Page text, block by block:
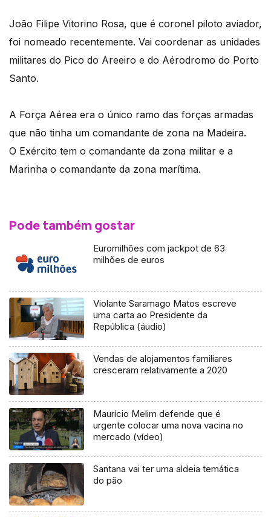
João Filipe Vitorino Rosa, que é coronel piloto aviador,
foi nomeado recentemente. Vai coordenar as unidades
militares do Pico do Areeiro e do Aérodromo do Porto
Santo.
A Força Aérea era o único ramo das forças armadas
que não tinha um comandante de zona na Madeira.
O Exército tem o comandante da zona militar e a
Marinha o comandante da zona marítima.
Pode também gostar
Euromilhões com jackpot de 63
milhões de euros
Violante Saramago Matos escreve
uma carta ao Presidente da
República (áudio)
Vendas de alojamentos familiares
cresceram relativamente a 2020
Maurício Melim defende que é
urgente colocar uma nova vacina no
mercado (vídeo)
Santana vai ter uma aldeia temática
do pão